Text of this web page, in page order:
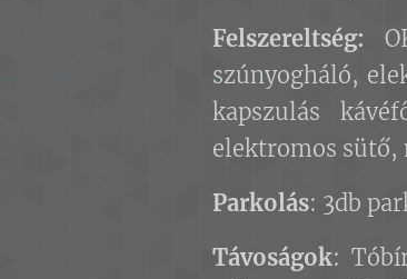
Felszereltség:
szúnyogháló,
kapszulás
elektromos sütő,
Parkolás: 3db
Távoságok: